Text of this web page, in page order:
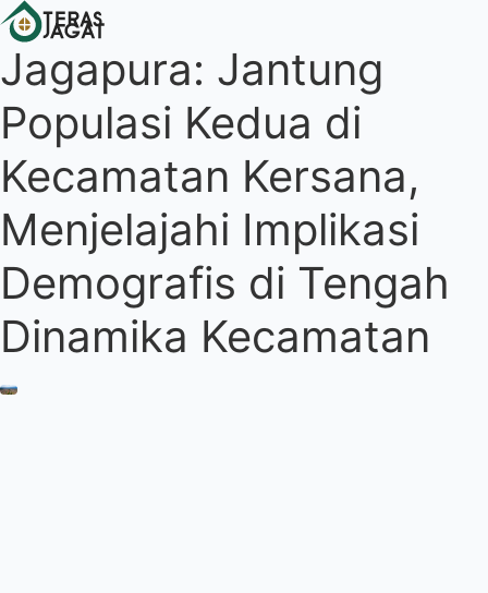
Jagapura: Jantung
Populasi Kedua di
Kecamatan Kersana,
Menjelajahi Implikasi
Demografis di Tengah
Dinamika Kecamatan